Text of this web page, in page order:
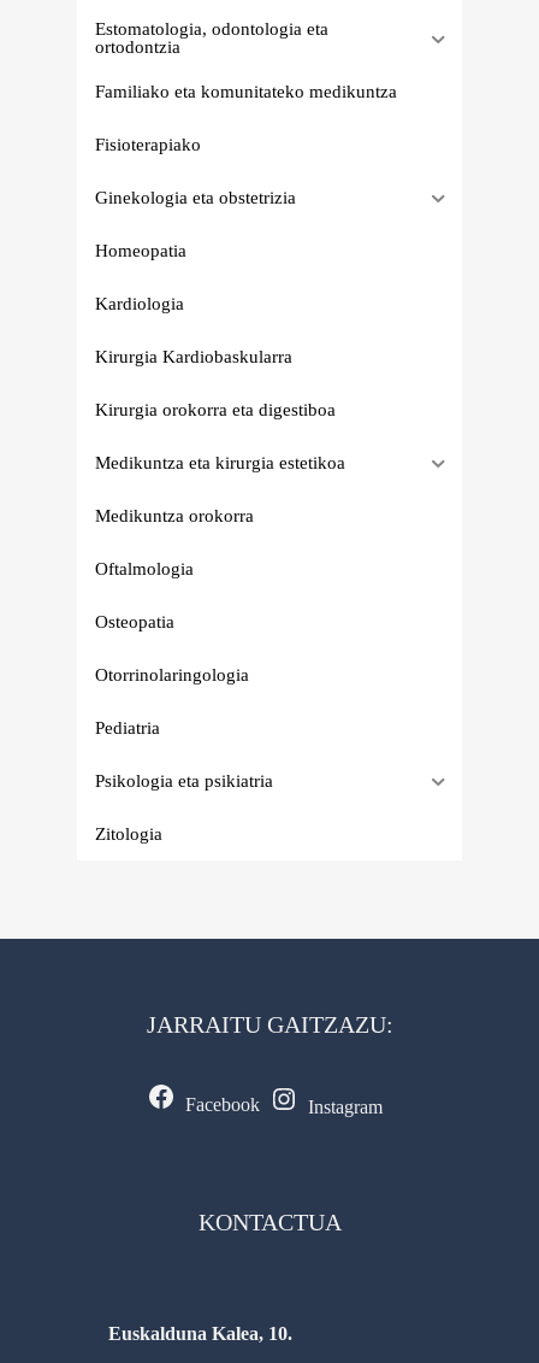
Estomatologia, odontologia eta
ortodontzia
Familiako eta komunitateko medikuntza
Fisioterapiako
Ginekologia eta obstetrizia
Homeopatia
Kardiologia
Kirurgia Kardiobaskularra
Kirurgia orokorra eta digestiboa
Medikuntza eta kirurgia estetikoa
Medikuntza orokorra
Oftalmologia
Osteopatia
Otorrinolaringologia
Pediatria
Psikologia eta psikiatria
Zitologia
JARRAITU GAITZAZU:
Facebook Instagram
KONTACTUA
Euskalduna Kalea, 10.